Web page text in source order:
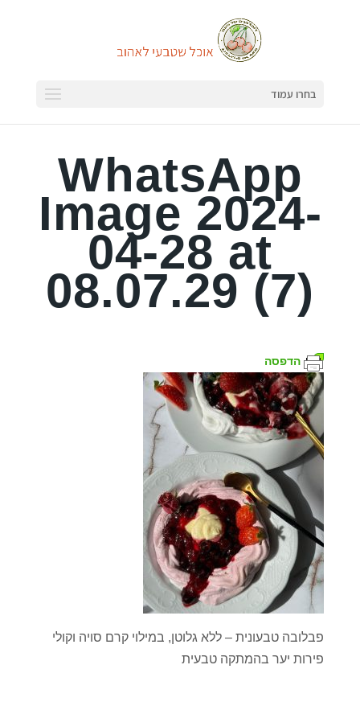
בחרו עמוד
WhatsApp
Image 2024-
04-28 at
08.07.29 (7)
הדפסה
פבלובה טבעונית – ללא גלוטן, במילוי קרם סויה וקולי
פירות יער בהמתקה טבעית